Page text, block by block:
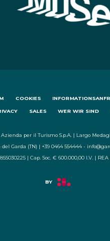
COOKIES
SALES WER WIR SIND
per il Turismo S.p.A. | Largo
del Garda (TN) | +39 0464 554444 -
| Cap. Soc. € 600.000,00 I.V. | REA